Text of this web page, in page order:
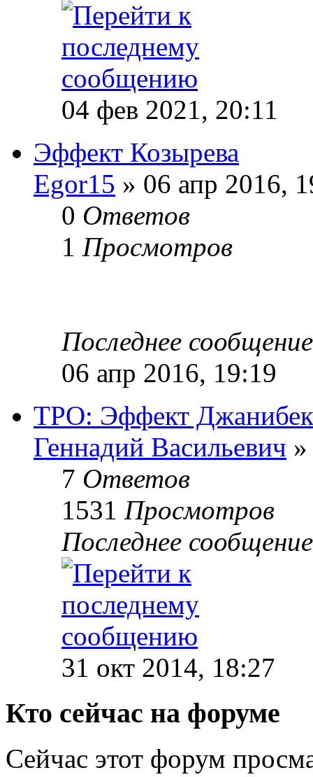
04 фев 2021, 20:11
Эффект Козырева
Egor15 » 06 апр 2016,
0 Ответов
1 Просмотров
Последнее
06 апр 2016, 19:19
ТРО: Эффект
Геннадий Васильевич
7 Ответов
1531 Просмотров
Последнее
31 окт 2014, 18:27
Кто сейчас на форуме
Сейчас этот форум